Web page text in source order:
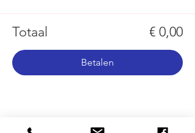
Totaal € 0,00
Betalen